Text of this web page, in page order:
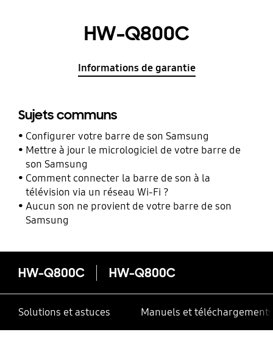
HW-Q800C
Informations de garantie
Sujets communs
Configurer votre barre de son Samsung
Mettre à jour le micrologiciel de votre barre de
son Samsung
Comment connecter la barre de son à la
télévision via un réseau Wi-Fi ?
Aucun son ne provient de votre barre de son
Samsung
HW-Q800C HW-Q800C
Solutions et astuces Manuels et téléchargements